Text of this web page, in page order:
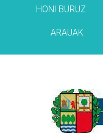
HONI BURUZ
ARAUAK